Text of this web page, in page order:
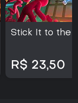
Stick It to the
R$ 23,50